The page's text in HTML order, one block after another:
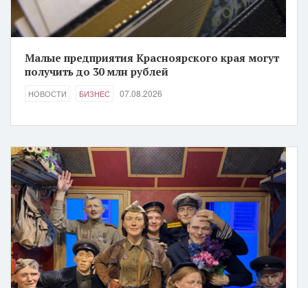
Малые предприятия Красноярского края могут
получить до 30 млн рублей
НОВОСТИ БИЗНЕС 07.08.2026